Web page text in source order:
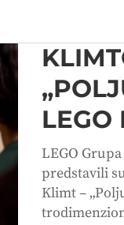
LEGO
LEGO
predstavili
Klimt –